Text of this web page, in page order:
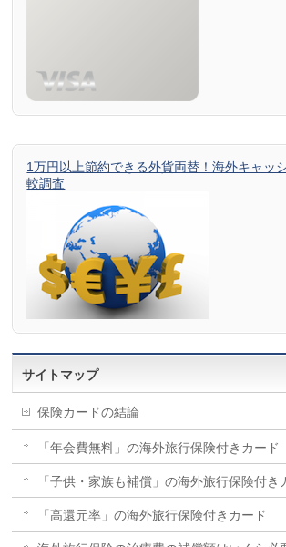
1万円以上節約できる外貨両替！海外キャッ
較調査
サイトマップ
保険カードの結論
「年会費無料」の海外旅行保険付きカード
「子供・家族も補償」の海外旅行保険付き
「高還元率」の海外旅行保険付きカード